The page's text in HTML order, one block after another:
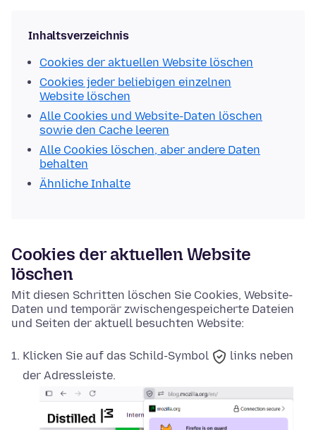
Inhaltsverzeichnis
Cookies der aktuellen Website löschen
Cookies jeder beliebigen einzelnen
Website löschen
Alle Cookies und Website-Daten löschen
sowie den Cache leeren
Alle Cookies löschen, aber andere Daten
behalten
Ähnliche Inhalte
Cookies der aktuellen Website
löschen
Mit diesen Schritten löschen Sie Cookies, Website-
Daten und temporär zwischengespeicherte Dateien
und Seiten der aktuell besuchten Website:
Klicken Sie auf das Schild-Symbol
links neben
der Adressleiste.